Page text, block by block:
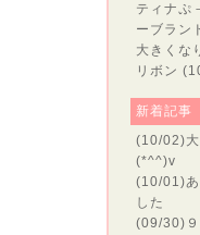
ティナぷ
ーブラン
大きくな
リボン
新着記事
(10/02)
(*^^)v
(10/01)
した
(09/30)